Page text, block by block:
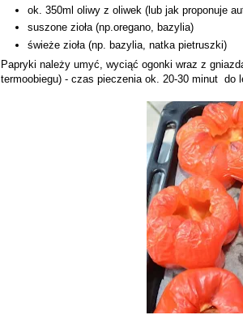
ok. 350ml oliwy z oliwek (lub jak proponuje
suszone zioła (np.oregano, bazylia)
świeże zioła (np. bazylia, natka pietruszki)
Papryki należy umyć, wyciąć ogonki wraz z
termoobiegu) - czas pieczenia ok. 20-30 minut do